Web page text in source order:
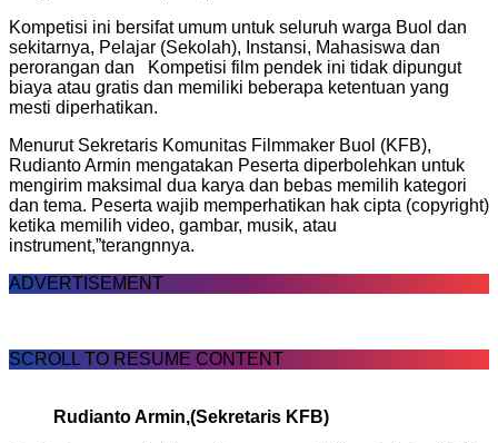
Kompetisi ini bersifat umum untuk seluruh warga Buol dan
sekitarnya, Pelajar (Sekolah), Instansi, Mahasiswa dan
perorangan dan Kompetisi film pendek ini tidak dipungut
biaya atau gratis dan memiliki beberapa ketentuan yang
mesti diperhatikan.
Menurut Sekretaris Komunitas Filmmaker Buol (KFB),
Rudianto Armin mengatakan Peserta diperbolehkan untuk
mengirim maksimal dua karya dan bebas memilih kategori
dan tema. Peserta wajib memperhatikan hak cipta (copyright)
ketika memilih video, gambar, musik, atau
instrument,”terangnnya.
ADVERTISEMENT
SCROLL TO RESUME CONTENT
Rudianto Armin,(Sekretaris KFB)